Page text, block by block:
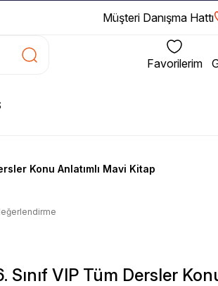
Müşteri Danışma Hattı
Favorilerim
Konu Anlatımlı Mavi Kitap
Sınıf VIP Tüm Dersler